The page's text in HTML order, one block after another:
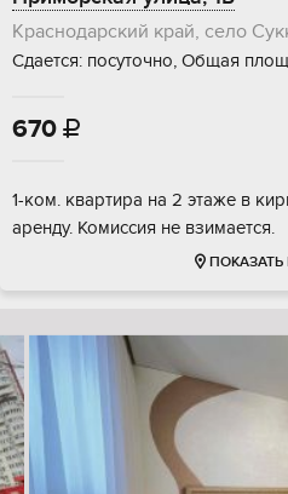
Краснодарский край, село
Сдается: посуточно, Общая
670 
1-ком. квартира на 2 этаже в
аренду. Комиссия не взимается.
ПОКАЗАТЬ